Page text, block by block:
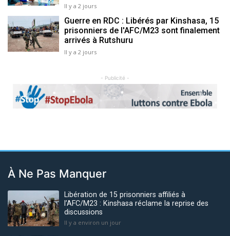
Il y a 2 jours
Guerre en RDC : Libérés par Kinshasa, 15
prisonniers de l'AFC/M23 sont finalement
arrivés à Rutshuru
Il y a 2 jours
- Publicité -
Previous Next
À Ne Pas Manquer
Libération de 15 prisonniers affiliés à
l’AFC/M23 : Kinshasa réclame la reprise des
discussions
Il y a environ un jour